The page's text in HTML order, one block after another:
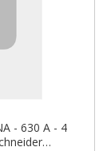
- 630 A - 4